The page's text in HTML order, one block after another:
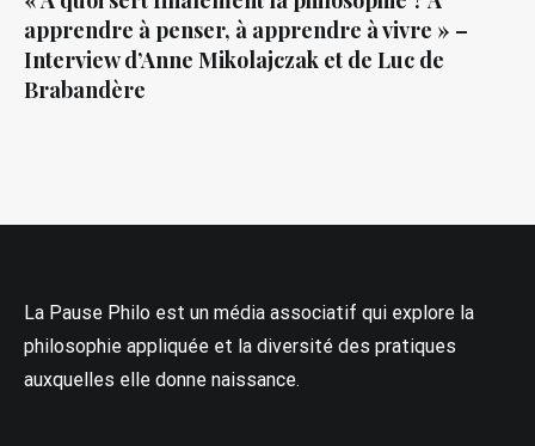
apprendre à penser, à apprendre à vivre » –
Interview d’Anne Mikolajczak et de Luc de
Brabandère
La Pause Philo est un média associatif qui explore la
philosophie appliquée et la diversité des pratiques
auxquelles elle donne naissance.